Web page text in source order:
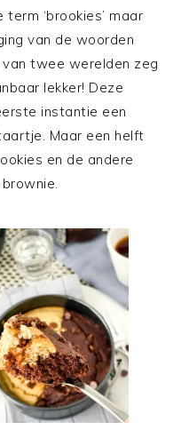
‘brookies’ maar
van de woorden
twee werelden zeg
lekker! Deze
instantie een
Maar een helft
en de andere